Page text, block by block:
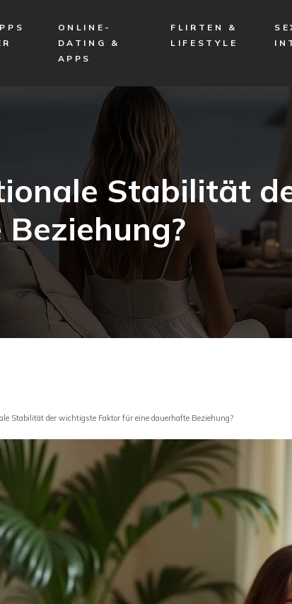
ONLINE-
DATING &
APPS
FLIRTEN &
LIFESTYLE
Stabilität
Stabilität der wichtigste Faktor für eine dauerhafte Beziehung?